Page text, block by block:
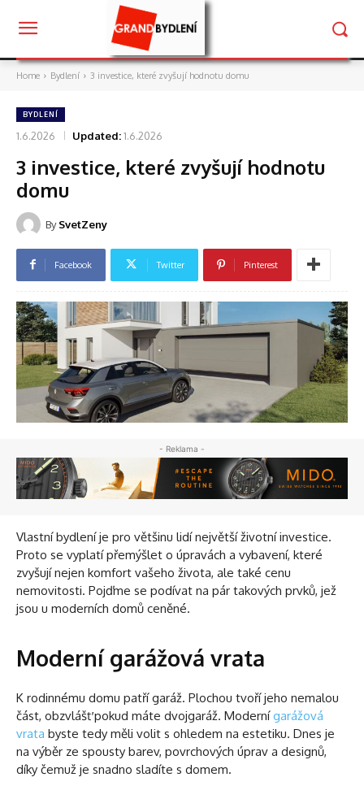
Home Bydlení 3 investice, které zvyšují hodnotu domu
BYDLENÍ
1.6.2026 Updated:1.6.2026
3 investice, které zvyšují hodnotu
domu
By SvetZeny
Facebook Twitter Pinterest
- Reklama -
Vlastní bydlení je pro většinu lidí největší životní investice.
Proto se vyplatí přemýšlet o úpravách a vybavení, které
zvyšují nejen komfort vašeho života, ale také cenu
nemovitosti. Pojďme se podívat na pár takových prvků, jež
jsou u moderních domů ceněné.
Moderní garážová vrata
K rodinnému domu patří garáž. Plochou tvoří jeho nemalou
část, obzvlášť pokud máte dvojgaráž. Modernígarážová
vrata byste tedy měli volit s ohledem na estetiku. Dnes je
na výběr ze spousty barev, povrchových úprav a designů,
díky čemuž je snadno sladíte s domem.